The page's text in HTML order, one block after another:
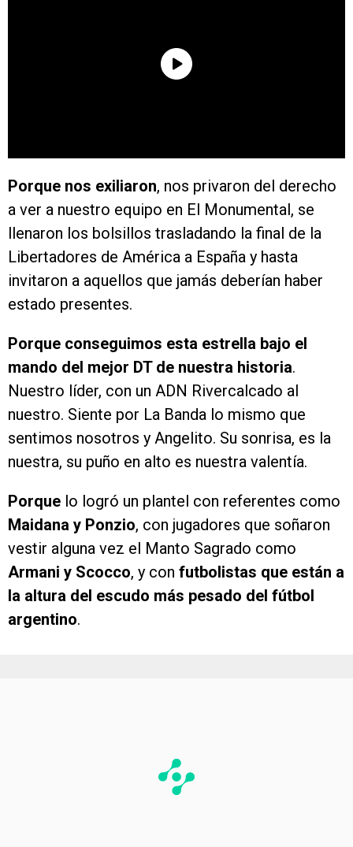
Porque nos exiliaron, nos privaron del derecho
a ver a nuestro equipo en El Monumental, se
llenaron los bolsillos trasladando la final de la
Libertadores de América a España y hasta
invitaron a aquellos que jamás deberían haber
estado presentes.
Porque conseguimos esta estrella bajo el
mando del mejor DT de nuestra historia.
Nuestro líder, con un ADN Rivercalcado al
nuestro. Siente por La Banda lo mismo que
sentimos nosotros y Angelito. Su sonrisa, es la
nuestra, su puño en alto es nuestra valentía.
Porque lo logró un plantel con referentes como
Maidana y Ponzio, con jugadores que soñaron
vestir alguna vez el Manto Sagrado como
Armani y Scocco, y con futbolistas que están a
la altura del escudo más pesado del fútbol
argentino.